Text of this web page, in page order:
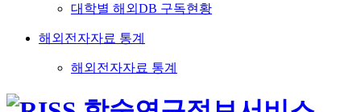
대학별 해외DB 구독현황
해외전자자료 통계
해외전자자료 통계